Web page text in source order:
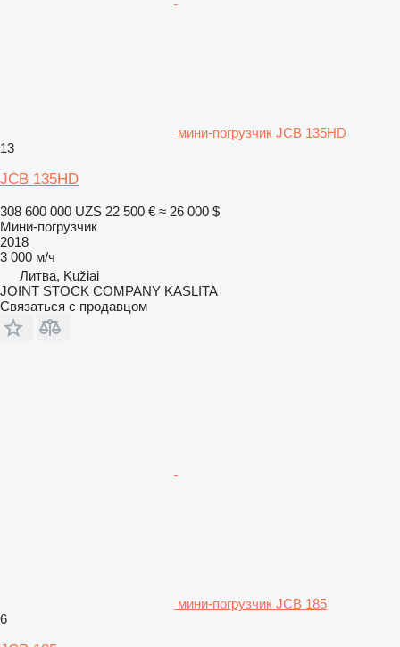
мини-погрузчик JCB 135HD
13
JCB 135HD
308 600 000 UZS 22 500 € ≈ 26 000 $
Мини-погрузчик
2018
3 000 м/ч
Литва, Kužiai
JOINT STOCK COMPANY KASLITA
Связаться с продавцом
мини-погрузчик JCB 185
6